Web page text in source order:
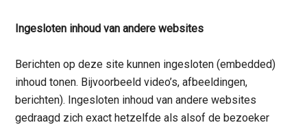
Ingesloten inhoud van andere websites
Berichten op deze site kunnen ingesloten (embedded)
inhoud tonen. Bijvoorbeeld video’s, afbeeldingen,
berichten). Ingesloten inhoud van andere websites
gedraagd zich exact hetzelfde als alsof de bezoeker